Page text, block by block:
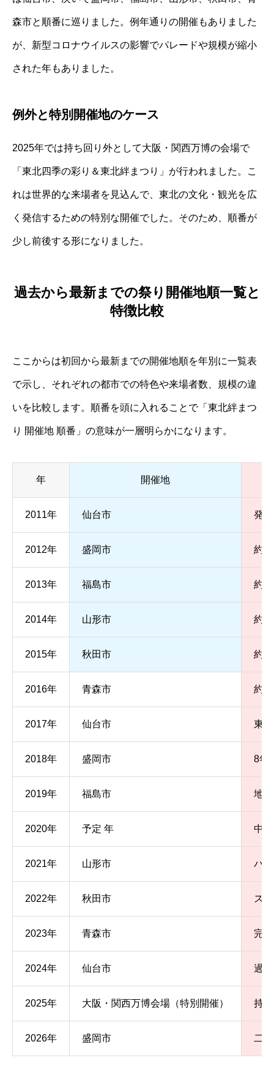
森市と順番に巡りました。例年通りの開催もありました
が、新型コロナウイルスの影響でパレードや規模が縮小
された年もありました。
例外と特別開催地のケース
2025年では持ち回り外として大阪・関西万博の会場で
「東北四季の彩り＆東北絆まつり」が行われました。こ
れは世界的な来場者を見込んで、東北の文化・観光を広
く発信するための特別な開催でした。そのため、順番が
少し前後する形になりました。
過去から最新までの祭り開催地順一覧と
特徴比較
ここからは初回から最新までの開催地順を年別に一覧表
で示し、それぞれの都市での特色や来場者数、規模の違
いを比較します。順番を頭に入れることで「東北絆まつ
り 開催地 順番」の意味が一層明らかになります。
年 開催地
2011年 仙台市 発
2012年 盛岡市 約
2013年 福島市 約
2014年 山形市 約
2015年 秋田市 約
2016年 青森市 約
2017年 仙台市 東
2018年 盛岡市 8年
2019年 福島市 地
2020年 予定 年 中
2021年 山形市 パ
2022年 秋田市 ス
2023年 青森市 完
2024年 仙台市 過
2025年 大阪・関西万博会場（特別開催） 持
2026年 盛岡市 二